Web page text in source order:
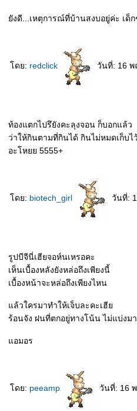
งดี...เหตุการณ์ที่บ้านสงบอยู่ค่ะ เด็ก
ดย: redclick วันที่: 16 พ
ท้องแตกไปรึยังคะลุงจอน ก็บอกแล้ว
ว่าให้กินตามที่กินได้ กินไม่หมดเก็บไ
อะโหยย 5555+
ดย: biotech_girl วันที่:
รูปบีจีนี่เฮียจอห์นเหรอคะ
เห็นเบื้องหลังยังหล่อถึงเพียงนี้
เบื้องหน้าจะหล่อถึงเพียงไหน
ล้วใครมาทำให้เจ็บละคะเฮี
ร้อนจัง ฝนที่ตกอยู่ทางโน้น ไม่แบ่งม
อมอร
ดย: peeamp วันที่: 16